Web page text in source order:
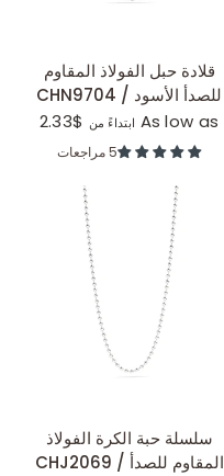
عرض سريع
قلادة حبل الفولاذ المقاوم
للصدأ الأسود / CHN9704
As low as ابتداءً من $2.33
5 مراجعات
عرض سريع
سلسلة حبة الكرة الفولاذ
المقاوم للصدأ / CHJ2069